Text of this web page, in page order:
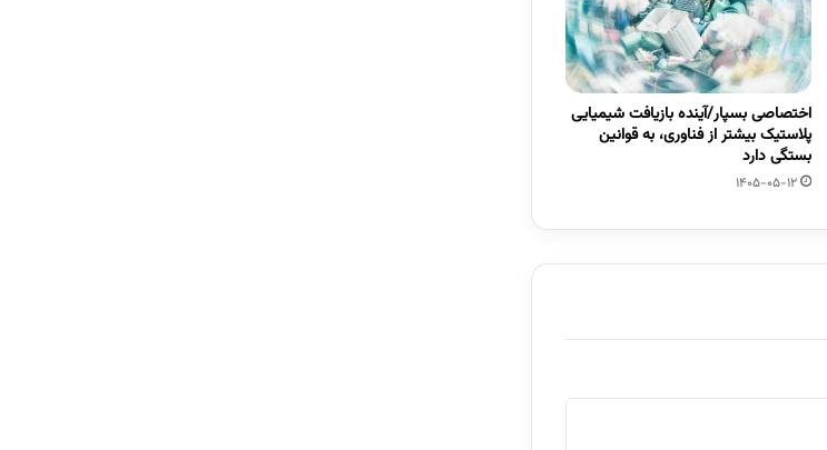
اختصاصی بسپار/آینده بازیافت شیمیایی
پلاستیک بیشتر از فناوری، به قوانین
بستگی دارد
1405-05-12